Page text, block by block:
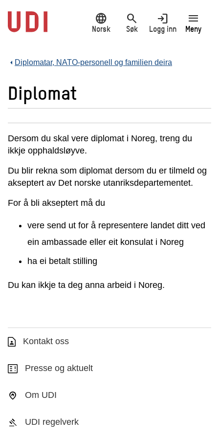
hovedinnhold
language
Norsk
search
Søk
login
Logg inn
menu
Meny
Diplomatar, NATO-personell og familien deira
Diplomat
Dersom du skal vere diplomat i Noreg, treng du
ikkje opphaldsløyve.
Du blir rekna som diplomat dersom du er tilmeld og
akseptert av Det norske utanriksdepartementet.
For å bli akseptert må du
vere send ut for å representere landet ditt ved
ein ambassade eller eit konsulat i Noreg
ha ei betalt stilling
Du kan ikkje ta deg anna arbeid i Noreg.
Kontakt oss
Presse og aktuelt
Om UDI
UDI regelverk